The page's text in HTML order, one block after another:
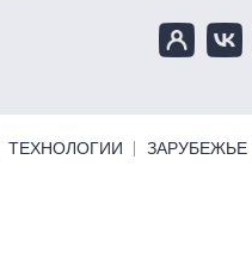
ТЕХНОЛОГИИ ЗАРУБЕЖЬЕ